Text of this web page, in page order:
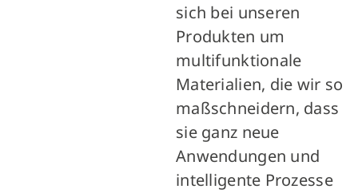
sich bei unseren
Produkten um
multifunktionale
Materialien, die wir so
maßschneidern, dass
sie ganz neue
Anwendungen und
intelligente Prozesse